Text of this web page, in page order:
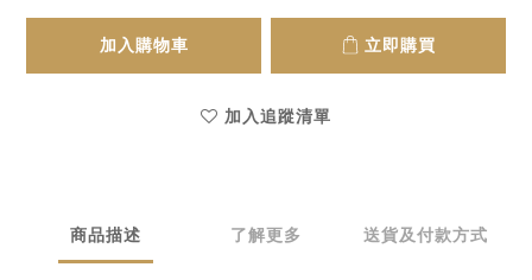
加入購物車 立即購買
加入追蹤清單
商品描述 了解更多 送貨及付款方式